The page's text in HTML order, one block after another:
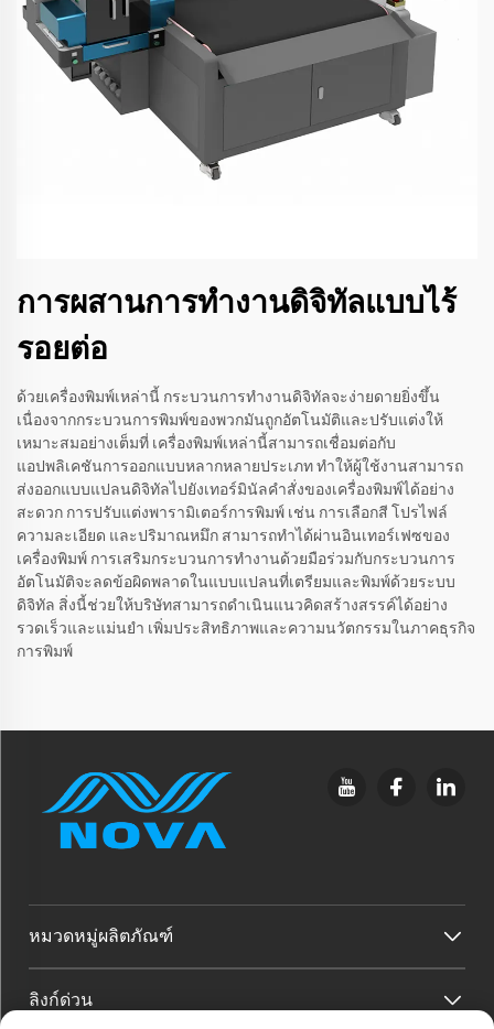
การผสานการทำงานดิจิทัลแบบไร้
รอยต่อ
ด้วยเครื่องพิมพ์เหล่านี้ กระบวนการทำงานดิจิทัลจะง่ายดายยิ่งขึ้น
เนื่องจากกระบวนการพิมพ์ของพวกมันถูกอัตโนมัติและปรับแต่งให้
เหมาะสมอย่างเต็มที่ เครื่องพิมพ์เหล่านี้สามารถเชื่อมต่อกับ
แอปพลิเคชันการออกแบบหลากหลายประเภท ทำให้ผู้ใช้งานสามารถ
ส่งออกแบบแปลนดิจิทัลไปยังเทอร์มินัลคำสั่งของเครื่องพิมพ์ได้อย่าง
สะดวก การปรับแต่งพารามิเตอร์การพิมพ์ เช่น การเลือกสี โปรไฟล์
ความละเอียด และปริมาณหมึก สามารถทำได้ผ่านอินเทอร์เฟซของ
เครื่องพิมพ์ การเสริมกระบวนการทำงานด้วยมือร่วมกับกระบวนการ
อัตโนมัติจะลดข้อผิดพลาดในแบบแปลนที่เตรียมและพิมพ์ด้วยระบบ
ดิจิทัล สิ่งนี้ช่วยให้บริษัทสามารถดำเนินแนวคิดสร้างสรรค์ได้อย่าง
รวดเร็วและแม่นยำ เพิ่มประสิทธิภาพและความนวัตกรรมในภาคธุรกิจ
การพิมพ์
หมวดหมู่ผลิตภัณฑ์
ลิงก์ด่วน